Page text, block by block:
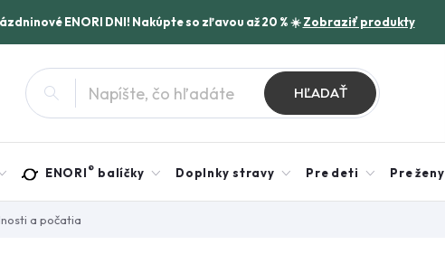
ENORI DNI! Nakúpte so zľavou až 20 % ☀️Zobraziť produkty
HĽADAŤ
ENORI ® balíčky Doplnky stravy Pre deti Pre ženy
a počatia